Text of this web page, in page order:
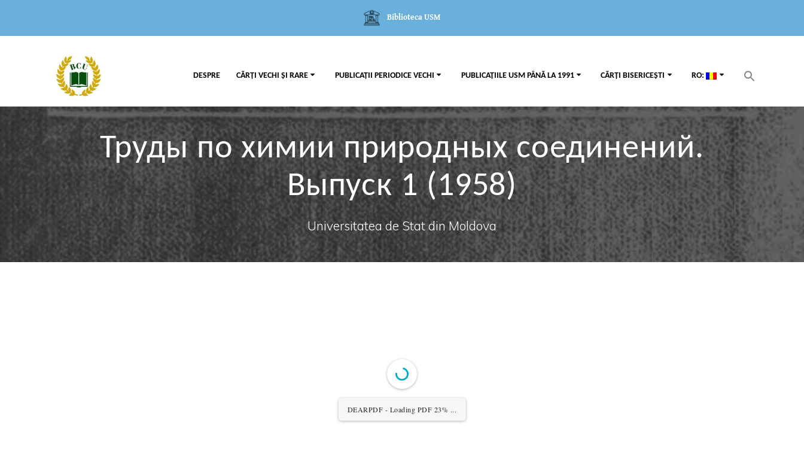
Biblioteca USM
DESPRE CĂRȚI VECHI ȘI RARE PUBLICAȚII PERIODICE VECHI PUBLICAȚIILE USM PÂNĂ LA 1991 CĂRȚI BISERICEȘTI RO:
Труды по химии природных соединений.
Выпуск 1 (1958)
Universitatea de Stat din Moldova
DEARPDF - Loading PDF 23% ...